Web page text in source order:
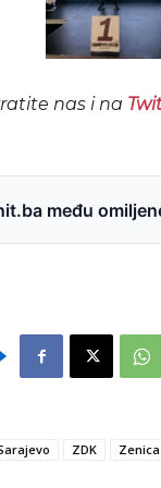
nas i na
među
ZDK Zenica